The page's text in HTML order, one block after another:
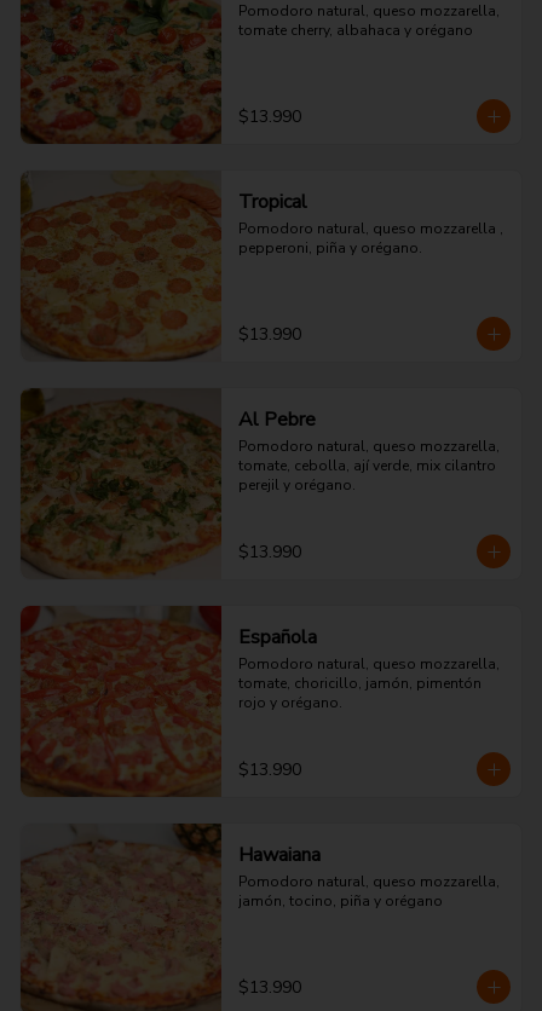
Pomodoro natural, queso mozzarella,
tomate cherry, albahaca y orégano
$13.990
Tropical
Pomodoro natural, queso mozzarella ,
pepperoni, piña y orégano.
$13.990
Al Pebre
Pomodoro natural, queso mozzarella,
tomate, cebolla, ají verde, mix cilantro
perejil y orégano.
$13.990
Española
Pomodoro natural, queso mozzarella,
tomate, choricillo, jamón, pimentón
rojo y orégano.
$13.990
Hawaiana
Pomodoro natural, queso mozzarella,
jamón, tocino, piña y orégano
$13.990